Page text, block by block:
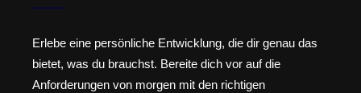
Erlebe eine persönliche Entwicklung, die dir genau das
bietet, was du brauchst. Bereite dich vor auf die
Anforderungen von morgen mit den richtigen